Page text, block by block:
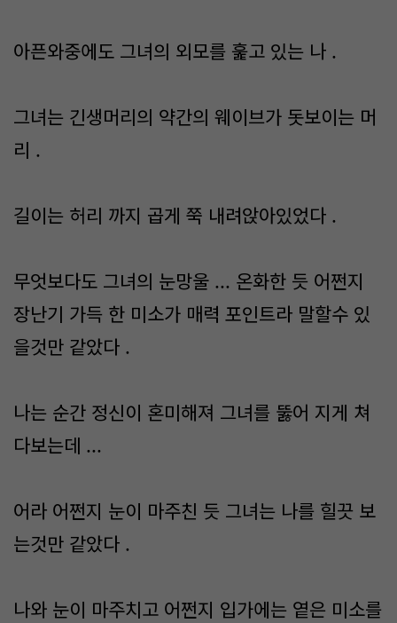
아픈와중에도 그녀의 외모를 훑고 있는 나 .
그녀는 긴생머리의 약간의 웨이브가 돗보이는 머
리 .
길이는 허리 까지 곱게 쭉 내려앉아있었다 .
무엇보다도 그녀의 눈망울 ... 온화한 듯 어쩐지
장난기 가득 한 미소가 매력 포인트라 말할수 있
을것만 같았다 .
나는 순간 정신이 혼미해져 그녀를 뚫어 지게 쳐
다보는데 ...
어라 어쩐지 눈이 마주친 듯 그녀는 나를 힐끗 보
는것만 같았다 .
나와 눈이 마주치고 어쩐지 입가에는 옅은 미소를